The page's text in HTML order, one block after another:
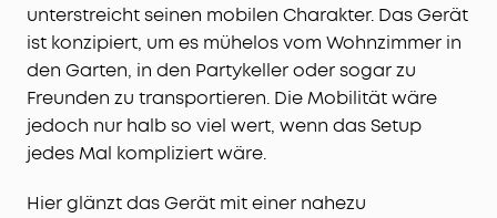
unterstreicht seinen mobilen Charakter. Das Gerät
ist konzipiert, um es mühelos vom Wohnzimmer in
den Garten, in den Partykeller oder sogar zu
Freunden zu transportieren. Die Mobilität wäre
jedoch nur halb so viel wert, wenn das Setup
jedes Mal kompliziert wäre.
Hier glänzt das Gerät mit einer nahezu